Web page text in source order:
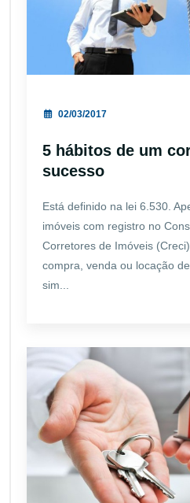
02/03/2017
5 hábitos de um
sucesso
Está definido na lei 6.530.
imóveis com registro no
Corretores de Imóveis
compra, venda ou locação
sim...